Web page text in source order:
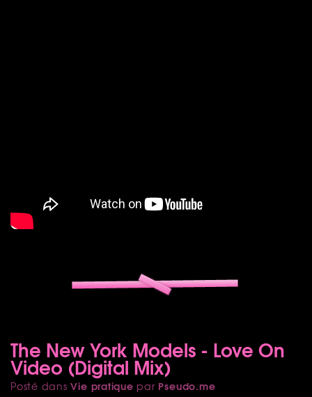
The New York Models - Love On
Video (Digital Mix)
Posté dansVie pratique par Pseudo.me